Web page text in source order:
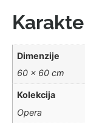
Dimenzije
60 × 60 cm
Kolekcija
Opera